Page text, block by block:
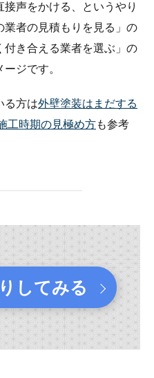
声をかける、というやり
者の見積もりを見る」の
付き合える業者を選ぶ」の
ジです。
る方は外壁塗装はまだする
工時期の見極め方も参考
してみる